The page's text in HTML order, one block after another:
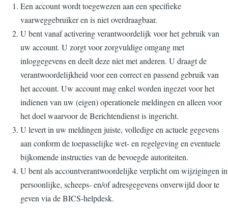
Een account wordt toegewezen aan een specifieke
vaarweggebruiker en is niet overdraagbaar.
U bent vanaf activering verantwoordelijk voor het gebruik van
uw account. U zorgt voor zorgvuldige omgang met
inloggegevens en deelt deze niet met anderen. U draagt de
verantwoordelijkheid voor een correct en passend gebruik van
het account. Uw account mag enkel worden ingezet voor het
indienen van uw (eigen) operationele meldingen en alleen voor
het doel waarvoor de Berichtendienst is ingericht.
U levert in uw meldingen juiste, volledige en actuele gegevens
aan conform de toepasselijke wet- en regelgeving en eventuele
bijkomende instructies van de bevoegde autoriteiten.
U bent als accountverantwoordelijke verplicht om wijzigingen in
persoonlijke, scheeps- en/of adresgegevens onverwijld door te
geven via de BICS-helpdesk.